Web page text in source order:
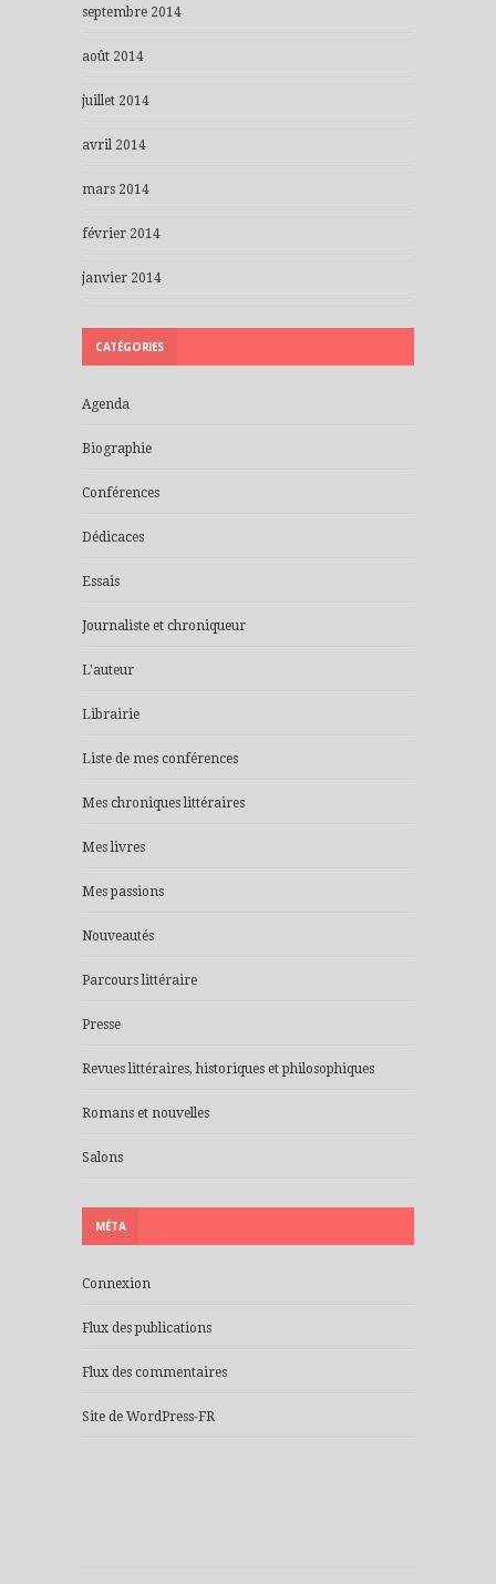
septembre 2014
août 2014
juillet 2014
avril 2014
mars 2014
février 2014
janvier 2014
CATÉGORIES
Agenda
Biographie
Conférences
Dédicaces
Essais
Journaliste et chroniqueur
L'auteur
Librairie
Liste de mes conférences
Mes chroniques littéraires
Mes livres
Mes passions
Nouveautés
Parcours littéraire
Presse
Revues littéraires, historiques et philosophiques
Romans et nouvelles
Salons
MÉTA
Connexion
Flux des publications
Flux des commentaires
Site de WordPress-FR